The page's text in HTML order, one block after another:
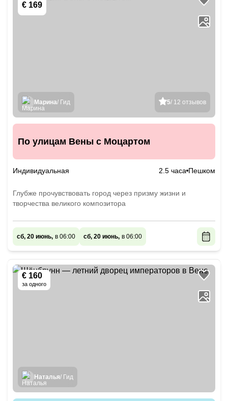
€ 169
5/ 12 отзывов
Марина/ Гид
По улицам Вены с Моцартом
Индивидуальная 2.5 часа Пешком
Глубже прочувствовать город через призму жизни и
творчества великого композитора
сб, 20 июнь, в 06:00 сб, 20 июнь, в 06:00
€ 160
за одного
Наталья/ Гид